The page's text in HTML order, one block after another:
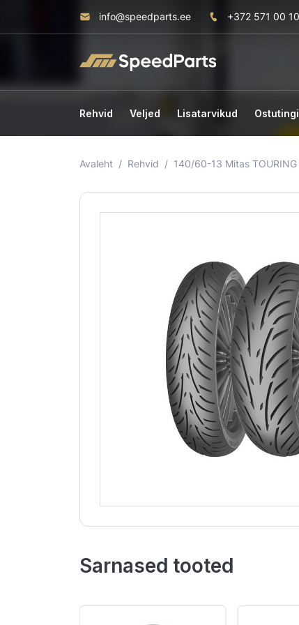
info@speedparts.ee +372 571 00
Rehvid Veljed Lisatarvikud
Avaleht Rehvid 140/60-13 Mitas TOURING
Sarnased tooted